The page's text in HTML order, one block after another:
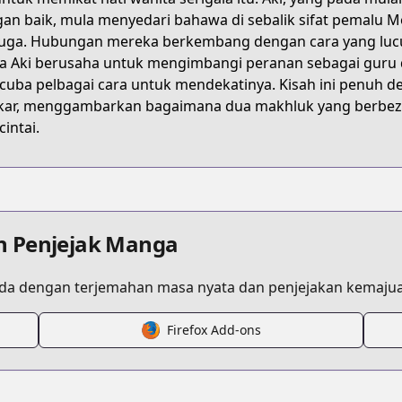
princess-in-wolfs-clothing
baik, mula menyedari bahawa di sebalik sifat pemalu
Hubungan mereka berkembang dengan cara yang
Aki berusaha untuk mengimbangi peranan sebagai
pelbagai cara untuk mendekatinya. Kisah ini penuh
menggambarkan bagaimana dua makhluk yang
Penjejak Manga
dengan terjemahan masa nyata dan penjejakan
Firefox Add-ons